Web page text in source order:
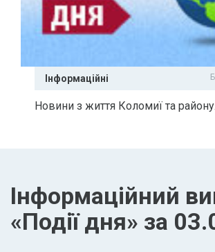
Інформаційні
Новини з життя Коломиї та району.
Інформаційний
«Події дня» за